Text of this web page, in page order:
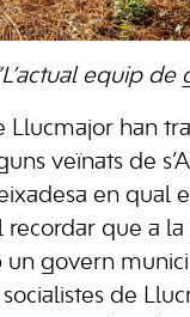
equip
Llucmajor han
veïnats de
en qual
recordar que a la
un govern
de